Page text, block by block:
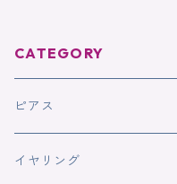
CATEGORY
ピアス
イヤリング